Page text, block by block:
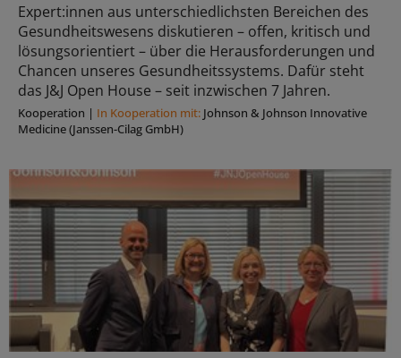
Expert:innen aus unterschiedlichsten Bereichen des
Gesundheitswesens diskutieren – offen, kritisch und
lösungsorientiert – über die Herausforderungen und
Chancen unseres Gesundheitssystems. Dafür steht
das J&J Open House – seit inzwischen 7 Jahren.
Kooperation | In Kooperation mit: Johnson & Johnson Innovative
Medicine (Janssen-Cilag GmbH)